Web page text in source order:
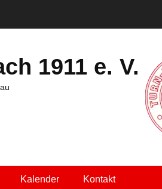
1911 e. V.
Kalender Kontakt